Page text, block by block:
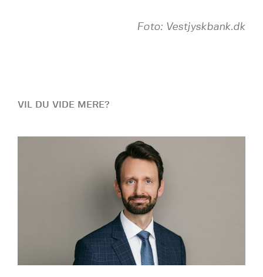
Foto: Vestjyskbank.dk
VIL DU VIDE MERE?